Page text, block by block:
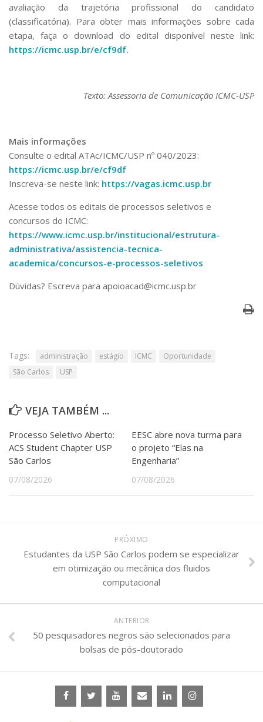
avaliação da trajetória profissional do candidato
(classificatória). Para obter mais informações sobre cada
etapa, faça o download do edital disponível neste link:
https://icmc.usp.br/e/cf9df.
Texto: Assessoria de Comunicação ICMC-USP
Mais informações
Consulte o edital ATAc/ICMC/USP nº 040/2023:
https://icmc.usp.br/e/cf9df
Inscreva-se neste link: https://vagas.icmc.usp.br
Acesse todos os editais de processos seletivos e
concursos do ICMC:
https://www.icmc.usp.br/institucional/estrutura-
administrativa/assistencia-tecnica-
academica/concursos-e-processos-seletivos
Dúvidas? Escreva para apoioacad@icmc.usp.br
Tags: administração estágio ICMC
Oportunidade
São Carlos
USP
VEJA TAMBÉM ...
Processo Seletivo Aberto:
ACS Student Chapter USP
São Carlos
07/08/2026
EESC abre nova turma para
o projeto “Elas na
Engenharia”
07/08/2026
PRÓXIMO
Estudantes da USP São Carlos podem se especializar
em otimização ou mecânica dos fluidos
computacional
ANTERIOR
50 pesquisadores negros são selecionados para
bolsas de pós-doutorado